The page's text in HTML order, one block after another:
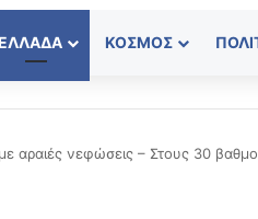
ΕΛΛΆΔΑ ΚΌΣΜΟΣ
με αραιές νεφώσεις – Στους 30